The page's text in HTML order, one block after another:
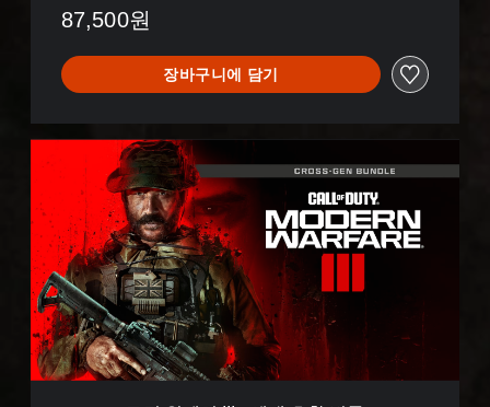
87,500원
장바구니에 담기
던
페
어
I
I
-
세
대
호